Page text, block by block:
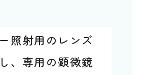
照射用のレンズ
、専用の顕微鏡